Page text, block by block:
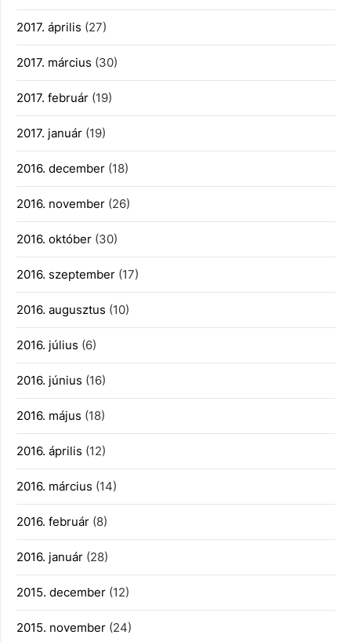
2017. április (27)
2017. március (30)
2017. február (19)
2017. január (19)
2016. december (18)
2016. november (26)
2016. október (30)
2016. szeptember (17)
2016. augusztus (10)
2016. július (6)
2016. június (16)
2016. május (18)
2016. április (12)
2016. március (14)
2016. február (8)
2016. január (28)
2015. december (12)
2015. november (24)